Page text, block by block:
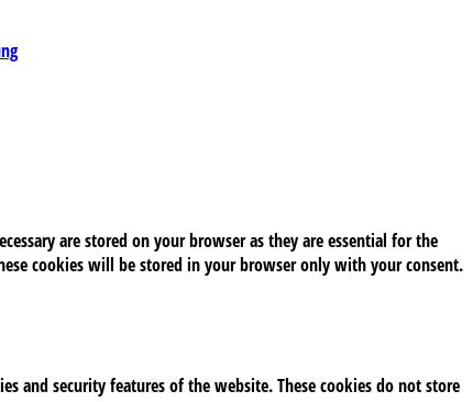
are stored on your browser as they are essential for the
cookies will be stored in your browser only with your consent.
and security features of the website. These cookies do not store